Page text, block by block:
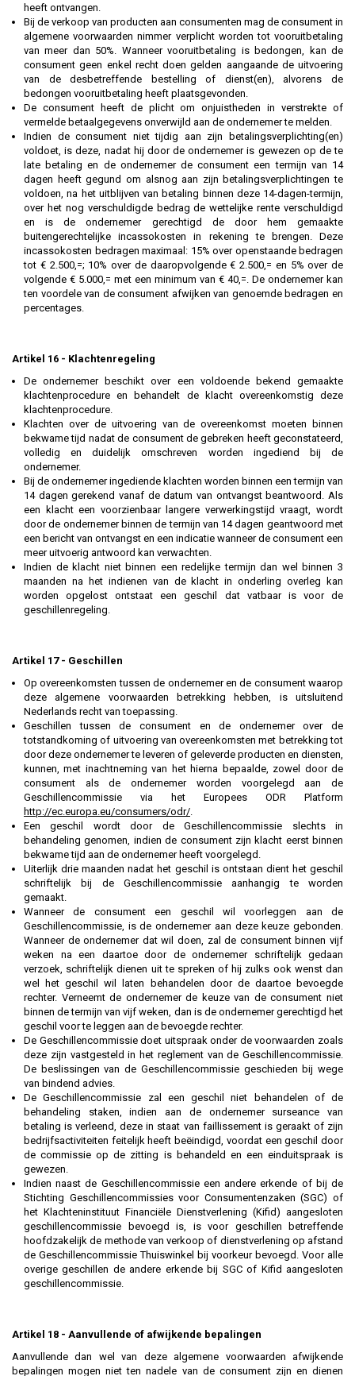
heeft ontvangen.
Bij de verkoop van producten aan consumenten mag de consument in
algemene voorwaarden nimmer verplicht worden tot vooruitbetaling
van meer dan 50%. Wanneer vooruitbetaling is bedongen, kan de
consument geen enkel recht doen gelden aangaande de uitvoering
van de desbetreffende bestelling of dienst(en), alvorens de
bedongen vooruitbetaling heeft plaatsgevonden.
De consument heeft de plicht om onjuistheden in verstrekte of
vermelde betaalgegevens onverwijld aan de ondernemer te melden.
Indien de consument niet tijdig aan zijn betalingsverplichting(en)
voldoet, is deze, nadat hij door de ondernemer is gewezen op de te
late betaling en de ondernemer de consument een termijn van 14
dagen heeft gegund om alsnog aan zijn betalingsverplichtingen te
voldoen, na het uitblijven van betaling binnen deze 14-dagen-termijn,
over het nog verschuldigde bedrag de wettelijke rente verschuldigd
en is de ondernemer gerechtigd de door hem gemaakte
buitengerechtelijke incassokosten in rekening te brengen. Deze
incassokosten bedragen maximaal: 15% over openstaande bedragen
tot € 2.500,=; 10% over de daaropvolgende € 2.500,= en 5% over de
volgende € 5.000,= met een minimum van € 40,=. De ondernemer kan
ten voordele van de consument afwijken van genoemde bedragen en
percentages.
Artikel 16 - Klachtenregeling
De ondernemer beschikt over een voldoende bekend gemaakte
klachtenprocedure en behandelt de klacht overeenkomstig deze
klachtenprocedure.
Klachten over de uitvoering van de overeenkomst moeten binnen
bekwame tijd nadat de consument de gebreken heeft geconstateerd,
volledig en duidelijk omschreven worden ingediend bij de
ondernemer.
Bij de ondernemer ingediende klachten worden binnen een termijn van
14 dagen gerekend vanaf de datum van ontvangst beantwoord. Als
een klacht een voorzienbaar langere verwerkingstijd vraagt, wordt
door de ondernemer binnen de termijn van 14 dagen geantwoord met
een bericht van ontvangst en een indicatie wanneer de consument een
meer uitvoerig antwoord kan verwachten.
Indien de klacht niet binnen een redelijke termijn dan wel binnen 3
maanden na het indienen van de klacht in onderling overleg kan
worden opgelost ontstaat een geschil dat vatbaar is voor de
geschillenregeling.
Artikel 17 - Geschillen
Op overeenkomsten tussen de ondernemer en de consument waarop
deze algemene voorwaarden betrekking hebben, is uitsluitend
Nederlands recht van toepassing.
Geschillen tussen de consument en de ondernemer over de
totstandkoming of uitvoering van overeenkomsten met betrekking tot
door deze ondernemer te leveren of geleverde producten en diensten,
kunnen, met inachtneming van het hierna bepaalde, zowel door de
consument als de ondernemer worden voorgelegd aan de
Geschillencommissie via het Europees ODR Platform
http://ec.europa.eu/consumers/odr/
Een geschil wordt door de Geschillencommissie slechts in
behandeling genomen, indien de consument zijn klacht eerst binnen
bekwame tijd aan de ondernemer heeft voorgelegd.
Uiterlijk drie maanden nadat het geschil is ontstaan dient het geschil
schriftelijk bij de Geschillencommissie aanhangig te worden
gemaakt.
Wanneer de consument een geschil wil voorleggen aan de
Geschillencommissie, is de ondernemer aan deze keuze gebonden.
Wanneer de ondernemer dat wil doen, zal de consument binnen vijf
weken na een daartoe door de ondernemer schriftelijk gedaan
verzoek, schriftelijk dienen uit te spreken of hij zulks ook wenst dan
wel het geschil wil laten behandelen door de daartoe bevoegde
rechter. Verneemt de ondernemer de keuze van de consument niet
binnen de termijn van vijf weken, dan is de ondernemer gerechtigd het
geschil voor te leggen aan de bevoegde rechter.
De Geschillencommissie doet uitspraak onder de voorwaarden zoals
deze zijn vastgesteld in het reglement van de Geschillencommissie.
De beslissingen van de Geschillencommissie geschieden bij wege
van bindend advies.
De Geschillencommissie zal een geschil niet behandelen of de
behandeling staken, indien aan de ondernemer surseance van
betaling is verleend, deze in staat van faillissement is geraakt of zijn
bedrijfsactiviteiten feitelijk heeft beëindigd, voordat een geschil door
de commissie op de zitting is behandeld en een einduitspraak is
gewezen.
Indien naast de Geschillencommissie een andere erkende of bij de
Stichting Geschillencommissies voor Consumentenzaken (SGC) of
het Klachteninstituut Financiële Dienstverlening (Kifid) aangesloten
geschillencommissie bevoegd is, is voor geschillen betreffende
hoofdzakelijk de methode van verkoop of dienstverlening op afstand
de Geschillencommissie Thuiswinkel bij voorkeur bevoegd. Voor alle
overige geschillen de andere erkende bij SGC of Kifid aangesloten
geschillencommissie.
Artikel 18 - Aanvullende of afwijkende bepalingen
Aanvullende dan wel van deze algemene voorwaarden afwijkende
bepalingen mogen niet ten nadele van de consument zijn en dienen